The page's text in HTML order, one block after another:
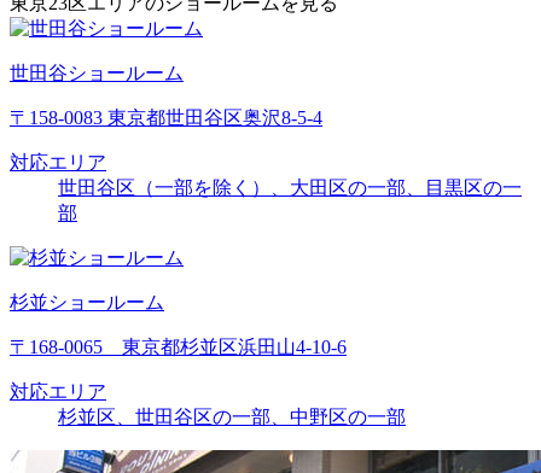
世田谷ショールーム
〒158-0083 東京都世田谷区奥沢8-5-4
対応エリア
世田谷区（一部を除く）、大田区の一部、目黒区の一
部
杉並ショールーム
〒168-0065 東京都杉並区浜田山4-10-6
対応エリア
杉並区、世田谷区の一部、中野区の一部